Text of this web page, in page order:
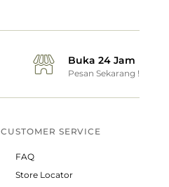
Buka 24 Jam
Pesan Sekarang !
CUSTOMER SERVICE
FAQ
Store Locator